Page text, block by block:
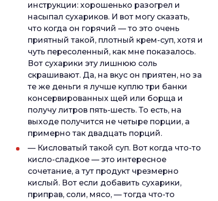
инструкции: хорошенько разогрел и
насыпал сухариков. И вот могу сказать,
что когда он горячий — то это очень
приятный такой, плотный крем-суп, хотя и
чуть пересоленный, как мне показалось.
Вот сухарики эту лишнюю соль
скрашивают. Да, на вкус он приятен, но за
те же деньги я лучше куплю три банки
консервированных щей или борща и
получу литров пять-шесть. То есть, на
выходе получится не четыре порции, а
примерно так двадцать порций.
— Кисловатый такой суп. Вот когда что-то
кисло-сладкое — это интересное
сочетание, а тут продукт чрезмерно
кислый. Вот если добавить сухарики,
приправ, соли, мясо, — тогда что-то